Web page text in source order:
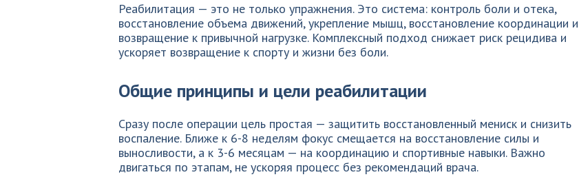
Реабилитация — это не только упражнения. Это система: контроль боли и отека,
восстановление объема движений, укрепление мышц, восстановление координации и
возвращение к привычной нагрузке. Комплексный подход снижает риск рецидива и
ускоряет возвращение к спорту и жизни без боли.
Общие принципы и цели реабилитации
Сразу после операции цель простая — защитить восстановленный мениск и снизить
воспаление. Ближе к 6-8 неделям фокус смещается на восстановление силы и
выносливости, а к 3-6 месяцам — на координацию и спортивные навыки. Важно
двигаться по этапам, не ускоряя процесс без рекомендаций врача.